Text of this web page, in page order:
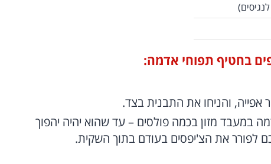
בחטיף תפוחי אדמה:
אפייה, והניחו את התבנית בצד.
מזון בכמה פולסים – עד שהוא יהיה יהפוך
לפורר את הצ'יפסים בעודם בתוך השקית.